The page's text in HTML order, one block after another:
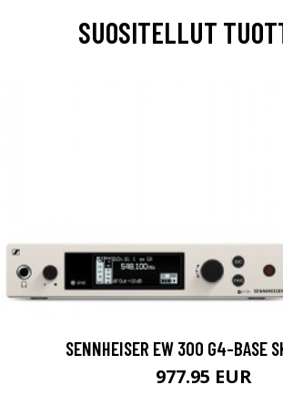
SUOSITELLUT
SENNHEISER EW 300 G4-BASE
977.95 EUR